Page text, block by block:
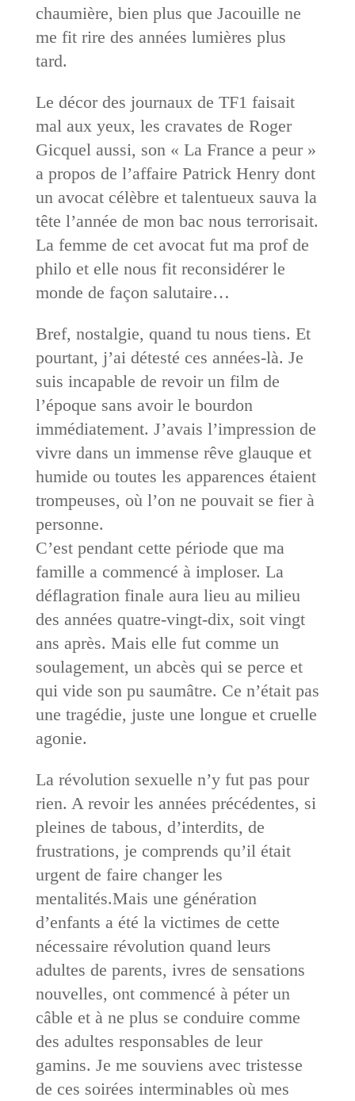
chaumière, bien plus que Jacouille ne
me fit rire des années lumières plus
tard.
Le décor des journaux de TF1 faisait
mal aux yeux, les cravates de Roger
Gicquel aussi, son « La France a peur »
a propos de l’affaire Patrick Henry dont
un avocat célèbre et talentueux sauva la
tête l’année de mon bac nous terrorisait.
La femme de cet avocat fut ma prof de
philo et elle nous fit reconsidérer le
monde de façon salutaire…
Bref, nostalgie, quand tu nous tiens. Et
pourtant, j’ai détesté ces années-là. Je
suis incapable de revoir un film de
l’époque sans avoir le bourdon
immédiatement. J’avais l’impression de
vivre dans un immense rêve glauque et
humide ou toutes les apparences étaient
trompeuses, où l’on ne pouvait se fier à
personne.
C’est pendant cette période que ma
famille a commencé à imploser. La
déflagration finale aura lieu au milieu
des années quatre-vingt-dix, soit vingt
ans après. Mais elle fut comme un
soulagement, un abcès qui se perce et
qui vide son pu saumâtre. Ce n’était pas
une tragédie, juste une longue et cruelle
agonie.
La révolution sexuelle n’y fut pas pour
rien. A revoir les années précédentes, si
pleines de tabous, d’interdits, de
frustrations, je comprends qu’il était
urgent de faire changer les
mentalités.Mais une génération
d’enfants a été la victimes de cette
nécessaire révolution quand leurs
adultes de parents, ivres de sensations
nouvelles, ont commencé à péter un
câble et à ne plus se conduire comme
des adultes responsables de leur
gamins. Je me souviens avec tristesse
de ces soirées interminables où mes